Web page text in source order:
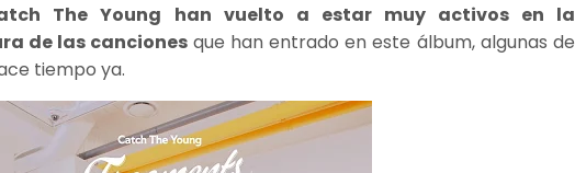
The Young han vuelto a estar muy activos en la
de las canciones que han entrado en este álbum, algunas de
tiempo ya.